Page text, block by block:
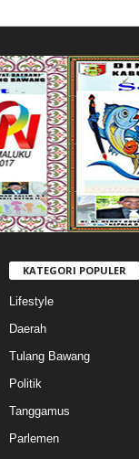
KATEGORI POPULER
Lifestyle
Daerah
Tulang Bawang
Politik
Tanggamus
Parlemen